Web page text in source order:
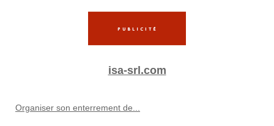
isa-srl.com
Organiser son enterrement de...